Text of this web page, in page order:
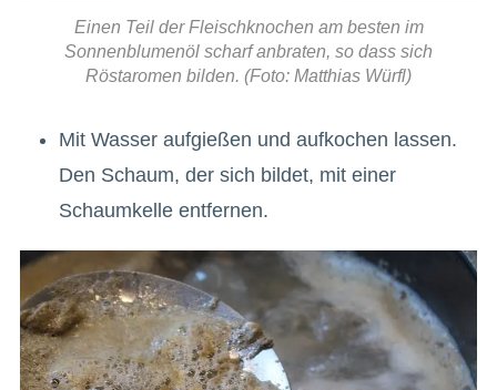
Einen Teil der Fleischknochen am besten im
Sonnenblumenöl scharf anbraten, so dass sich
Röstaromen bilden. (Foto: Matthias Würfl)
Mit Wasser aufgießen und aufkochen lassen.
Den Schaum, der sich bildet, mit einer
Schaumkelle entfernen.